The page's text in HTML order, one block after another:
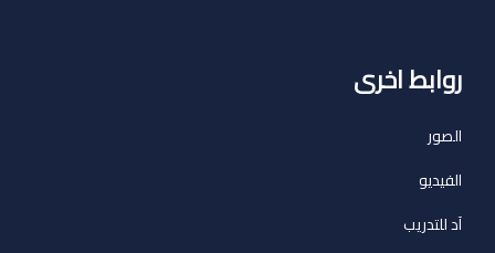
روابط اخرى
الصور
الفيديو
آد للتدريب